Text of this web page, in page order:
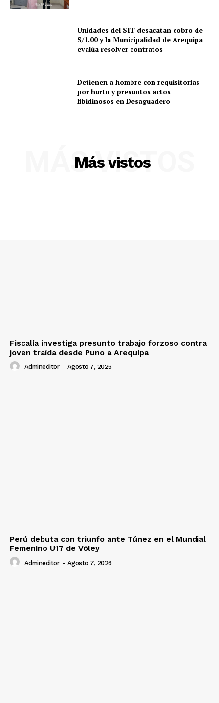
Unidades del SIT desacatan cobro de
S/1.00 y la Municipalidad de Arequipa
evalúa resolver contratos
Detienen a hombre con requisitorias
por hurto y presuntos actos
libidinosos en Desaguadero
Más vistos
MÁS VISTOS
Fiscalía investiga presunto trabajo forzoso contra
joven traída desde Puno a Arequipa
Admineditor - Agosto 7, 2026
Perú debuta con triunfo ante Túnez en el Mundial
Femenino U17 de Vóley
Admineditor - Agosto 7, 2026